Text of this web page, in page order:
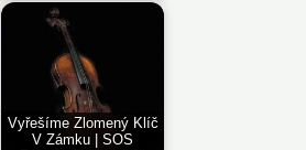
Vyřešíme Zlomený Klíč
V Zámku | SOS